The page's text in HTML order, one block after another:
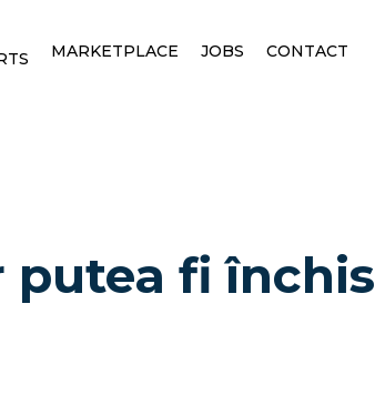
MARKETPLACE JOBS CONTACT
putea fi închis